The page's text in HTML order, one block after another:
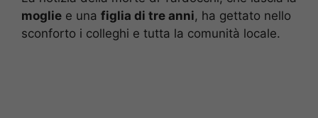
moglie e una figlia di tre anni, ha gettato nello
sconforto i colleghi e tutta la comunità locale.